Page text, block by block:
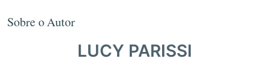
Sobre o Autor
LUCY PARISSI